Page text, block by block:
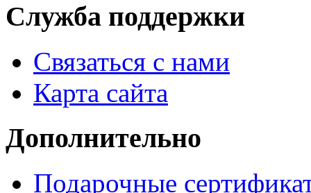
Служба поддержки
Связаться с нами
Карта сайта
Дополнительно
Подарочные